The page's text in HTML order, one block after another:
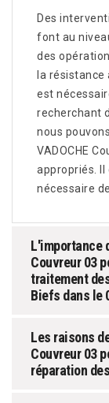
Des
font au
des
la résistance
est
recherchant
nous
VADOCHE
appropriés. Il
nécessaire
L'importance
Couvreur 03
traitement
Biefs dans le
Les raisons
Couvreur 03
réparation